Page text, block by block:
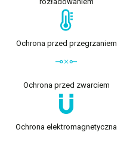
Ochrona przed przegrzaniem
Ochrona przed zwarciem
Ochrona elektromagnetyczna